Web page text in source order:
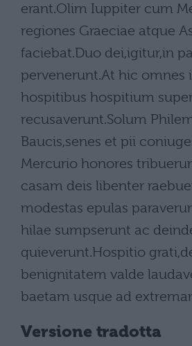
erant.Olim Iuppiter cum
regiones Graeciae atque
faciebat.Duo dei,igitur,in
pervenerunt.At hic omnes
hospitibus hospitium
recusaverunt.Solum
Baucis,senes et pii
Mercurio honores
casam deis libenter
modestas epulas
hilae sumpserunt ac
quieverunt.Hospitio
benignitatem valde
baetam usque ad
Versione tradotta